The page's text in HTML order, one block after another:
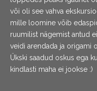
või oli see vahva
mille loomine võib
ruumilist nägemist antud
veidi arendada ja origami
Ükski saadud oskus ega
kindlasti maha ei jookse :)